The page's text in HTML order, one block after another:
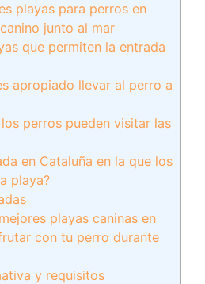
playas para perros en
junto al mar
que permiten la entrada
apropiado llevar al perro a
perros pueden visitar las
en Cataluña en la que los
playa?
playas caninas en
con tu perro durante
y requisitos